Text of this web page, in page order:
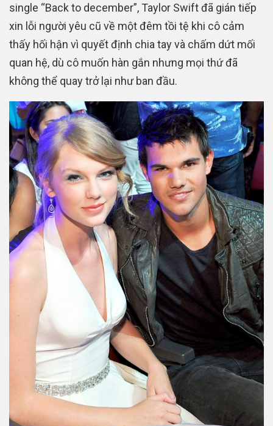
single “Back to december”, Taylor Swift đã gián tiếp
xin lỗi người yêu cũ về một đêm tồi tệ khi cô cảm
thấy hối hận vì quyết định chia tay và chấm dứt mối
quan hệ, dù cô muốn hàn gắn nhưng mọi thứ đã
không thể quay trở lại như ban đầu.